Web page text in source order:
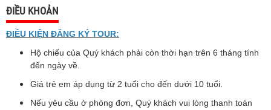
ĐIỀU KHOẢN
ĐIỀU KIỆN ĐĂNG KÝ TOUR:
Hộ chiếu của Quý khách phải còn thời hạn trên 6 tháng tính
đến ngày về.
Giá trẻ em áp dụng từ 2 tuổi cho đến dưới 10 tuổi.
Nếu yêu cầu ở phòng đơn, Quý khách vui lòng thanh toán